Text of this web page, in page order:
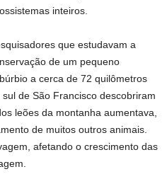
inteiros.
que estudavam a
de um pequeno
a cerca de 72 quilômetros
sul de São Francisco descobriram
leões da montanha aumentava,
de muitos outros animais.
afetando o crescimento das